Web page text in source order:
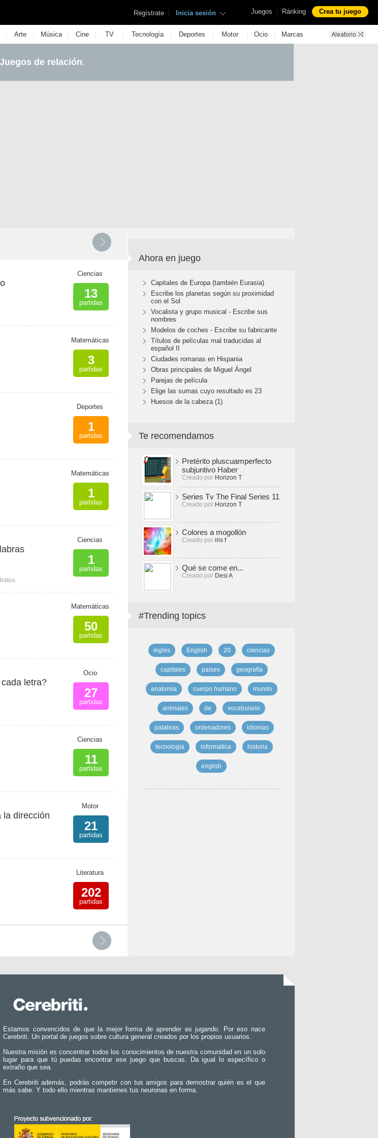
Juegos | Ránking Crea tu juego
Regístrate | Inicia sesión
| Arte | Música | Cine | TV | Tecnología | Deportes | Motor | Ocio | Marcas
Juegos de relación.
Ciencias
13
partidas
Matemáticas
3
partidas
Deportes
1
partidas
Matemáticas
1
partidas
Ciencias
1
partidas
Matemáticas
50
partidas
letra?
Ocio
27
partidas
Ciencias
11
partidas
la dirección
Motor
21
partidas
Literatura
202
partidas
Ahora en juego
Capitales de Europa (también Eurasia)
Escribe los planetas según su proximidad
con el Sol
Vocalista y grupo musical - Escribe sus
nombres
Modelos de coches - Escribe su fabricante
Títulos de películas mal traducidas al
español II
Ciudades romanas en Hispania
Obras principales de Miguel Ángel
Parejas de película
Elige las sumas cuyo resultado es 23
Huesos de la cabeza (1)
Te recomendamos
Pretérito pluscuamperfecto
subjuntivo Haber
Creado por Horizon T
Series Tv The Final Series 11
Creado por Horizon T
Colores a mogollón
Creado por iris f
Qué se come en...
Creado por Desi A
#Trending topics
inglés English 20 ciencias
capitales países geografía
anatomía cuerpo humano mundo
animales de vocabulario
palabras ordenadores idiomas
tecnología informática historia
english
Estamos convencidos de que la mejor forma de aprender es jugando. Por eso nace
Cerebriti. Un portal de juegos sobre cultura general creados por los propios usuarios.
Nuestra misión es concentrar todos los conocimientos de nuestra comunidad en un solo
lugar para que tú puedas encontrar ese juego que buscas. Da igual lo específico o
extraño que sea.
En Cerebriti además, podrás competir con tus amigos para demostrar quién es el que
más sabe. Y todo ello mientras mantienes tus neuronas en forma.